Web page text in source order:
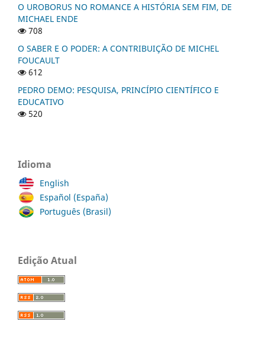
O UROBORUS NO ROMANCE A HISTÓRIA SEM FIM, DE
MICHAEL ENDE
708
O SABER E O PODER: A CONTRIBUIÇÃO DE MICHEL
FOUCAULT
612
PEDRO DEMO: PESQUISA, PRINCÍPIO CIENTÍFICO E
EDUCATIVO
520
Idioma
English
Español (España)
Português (Brasil)
Edição Atual